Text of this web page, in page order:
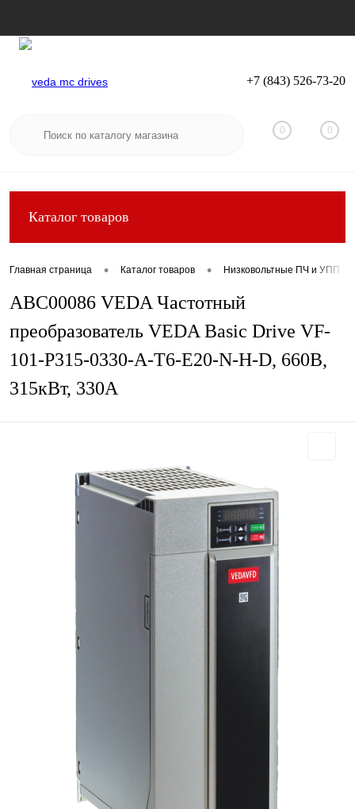
Вход Регистрация
+7 (843) 526-73-20
0 0
Каталог товаров
Главная страница • Каталог товаров • Низковольтные ПЧ и УПП
ABC00086 VEDA Частотный
преобразователь VEDA Basic Drive VF-
101-P315-0330-A-T6-E20-N-H-D, 660В,
315кВт, 330А